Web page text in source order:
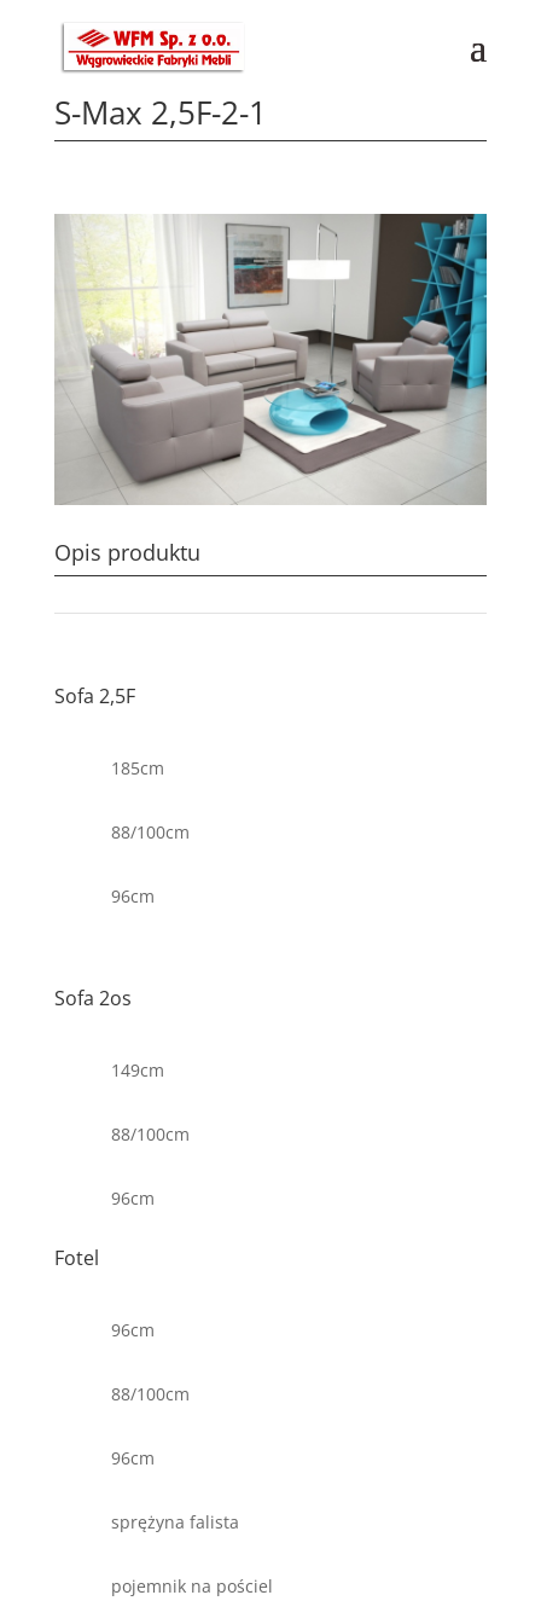
S-Max 2,5F-2-1
Opis produktu
Sofa 2,5F
185cm
88/100cm
96cm
Sofa 2os
149cm
88/100cm
96cm
Fotel
96cm
88/100cm
96cm
sprężyna falista
pojemnik na pościel